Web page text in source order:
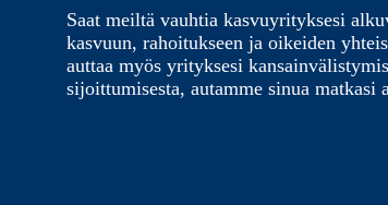
Saat meiltä vauhtia kasvuyrityksesi
kasvuun, rahoitukseen ja oikeiden
auttaa myös yrityksesi
sijoittumisesta, autamme sinua matkasi